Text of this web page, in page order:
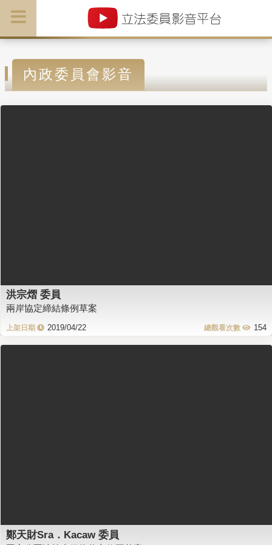
內政委員會影音
洪宗熠 委員
兩岸協定締結條例草案
2019/04/22 154
鄭天財Sra．Kacaw 委員